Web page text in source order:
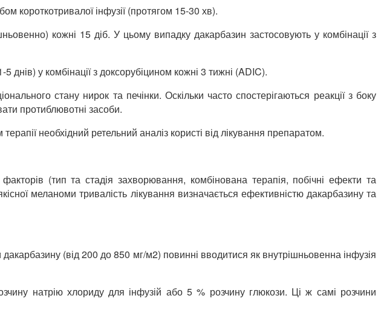
короткотривалої інфузії (протягом 15-30 хв).
кожні 15 діб. У цьому випадку дакарбазин застосовують у комбінації з
у комбінації з доксорубіцином кожні 3 тижні (ADIC).
стану нирок та печінки. Оскільки часто спостерігаються реакції з боку
протиблювотні засоби.
необхідний ретельний аналіз користі від лікування препаратом.
(тип та стадія захворювання, комбінована терапія, побічні ефекти та
меланоми тривалість лікування визначається ефективністю дакарбазину та
(від 200 до 850 мг/м2) повинні вводитися як внутрішньовенна інфузія
натрію хлориду для інфузій або 5 % розчину глюкози. Ці ж самі розчини